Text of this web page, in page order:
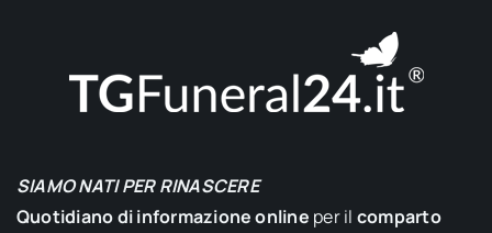
SIAMO NATI PER RINASCERE
Quotidiano di informazione online per il comparto